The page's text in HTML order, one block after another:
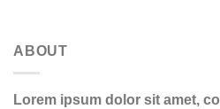
ABOUT
Lorem ipsum dolor sit amet,